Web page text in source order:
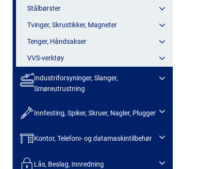
Stålbørster
Tvinger, Skrustikker, Magneter
Tenger, Håndsakser
VVS-verktøy
Industriforsyninger, Slanger,
Smøreutrustning
Innfesting, Spiker, Skruer, Nagler, Plugger
Kontor, Telefoni- og datamaskintilbehør
Lås, Beslag, Innredning